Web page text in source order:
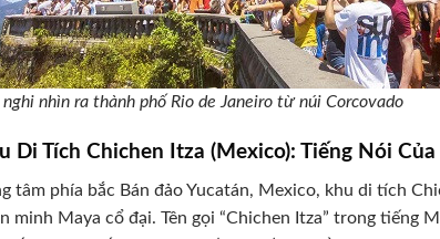
nghi nhìn ra thành phố Rio de Janeiro từ núi Corcovado
Di Tích Chichen Itza (Mexico): Tiếng Nói
tâm phía bắc Bán đảo Yucatán, Mexico, khu di tích
minh Maya cổ đại. Tên gọi “Chichen Itza” trong tiếng